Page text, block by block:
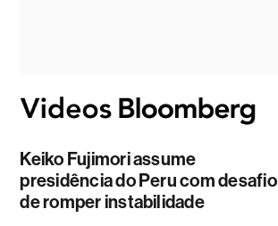
Keiko Fujimori assume
presidência do Peru com desafio
de romper instabilidade